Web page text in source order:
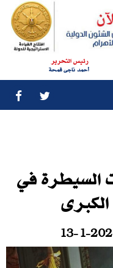
رئيس التحرير
أحمد ناجى قمحة
السيطرة في
13-1-